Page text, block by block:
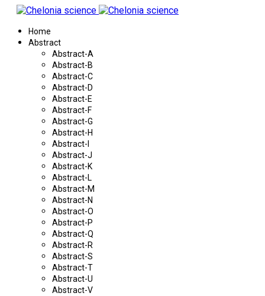
Home
Abstract
Abstract-A
Abstract-B
Abstract-C
Abstract-D
Abstract-E
Abstract-F
Abstract-G
Abstract-H
Abstract-I
Abstract-J
Abstract-K
Abstract-L
Abstract-M
Abstract-N
Abstract-O
Abstract-P
Abstract-Q
Abstract-R
Abstract-S
Abstract-T
Abstract-U
Abstract-V